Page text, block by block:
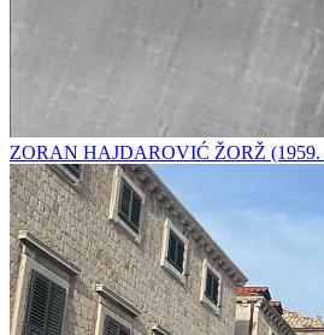
ZORAN HAJDAROVIĆ ŽORŽ (1959.